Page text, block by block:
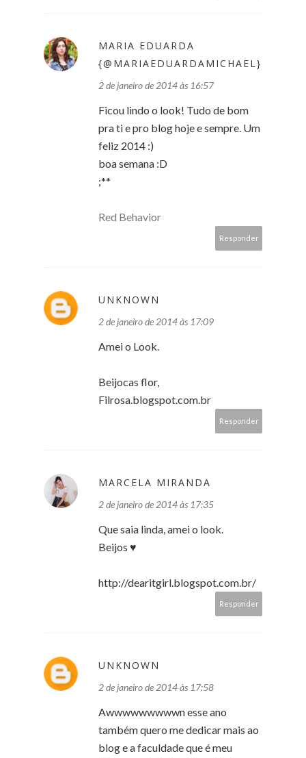
MARIA EDUARDA
{@MARIAEDUARDAMICHAEL}
2 de janeiro de 2014 às 16:57
Ficou lindo o look! Tudo de bom
pra ti e pro blog hoje e sempre. Um
feliz 2014 :)
boa semana :D
;**
Red Behavior
Responder
UNKNOWN
2 de janeiro de 2014 às 17:09
Amei o Look.
Beijocas flor,
Filrosa.blogspot.com.br
Responder
MARCELA MIRANDA
2 de janeiro de 2014 às 17:35
Que saia linda, amei o look.
Beijos ♥
http://dearitgirl.blogspot.com.br/
Responder
UNKNOWN
2 de janeiro de 2014 às 17:58
Awwwwwwwwwn esse ano
também quero me dedicar mais ao
blog e a faculdade que é meu